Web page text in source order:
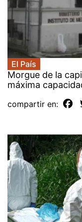
El País
Morgue de la
máxima
compartir en: